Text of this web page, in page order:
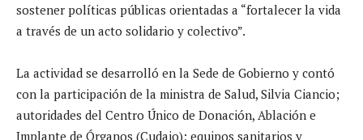
sostener políticas públicas orientadas a “fortalecer la vida
a través de un acto solidario y colectivo”.
La actividad se desarrolló en la Sede de Gobierno y contó
con la participación de la ministra de Salud, Silvia Ciancio;
autoridades del Centro Único de Donación, Ablación e
Implante de Órganos (Cudaio); equipos sanitarios y